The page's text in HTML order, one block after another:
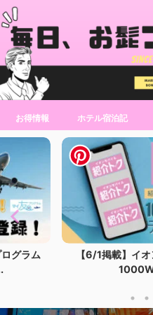
お得情報 ホテル宿泊記
設時に
【紹介コード】モ
入会特